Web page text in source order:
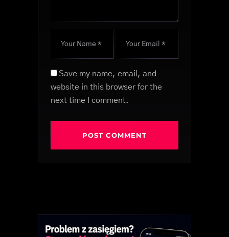
Save my name, email, and
website in this browser for the
next time I comment.